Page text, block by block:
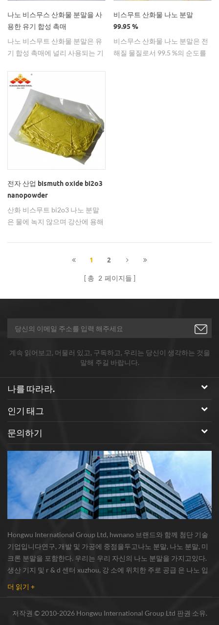
분말 재료, 전해질 재료, 광전자
재료, 고온 초전도 재료, ​​촉매 전
분야는 산화 비스무스의 적용을
위한 성숙하고 역동적 인 분야입
믹 분말 재료의 중요한 첨가제로
서 99.5 % 이상의 일반적인 요구
사항의 순도를 제공합니다. 주요
적용 대상은 산화 아연 배리스터,
세라믹 커패시터 및 페라이트 자
성 재료의 세 가지 범주입니다. 전
자 도자기의 개발에서 미국은 세
계에서 가장 위대한 국가 중 하나
장 점유율 60 %를 차지하기 위해
대량 생산과 선진 기술에 의존하
고 있습니다. 나노 비스무스 산화
물 연구 개발 및 제조 기술 혁신의
고 생산 비용을 줄이기 위해 전자
세라믹 관련 부품을 크게 홍보 할
의 비스무스 산화물은 주로 에이
나노 비스무스 산화물 분말을 사
용한 유기 합성 촉매
나노 비스무트 산화물 분말은 유
기 합성 촉매에 널리 사용되는 기
비스무트 산화물 나노 분말
99.95 %
비스무스 산화물 나노 분말은 전
해질 물질로서 99.5 %의 순도를
전자 산업 bismuth oxide bi2o3
nanopowder
산화 비스무트 bi2o3 나노 분말
은 물에 녹지 않으며 강산에 용해
업에 사용됩니다
1 2
총 2 페이지들
계속 읽어보고, 머물러 있고, 구독하고, 우리는 당신이 생각하는 것을
말해 주길 바랍니다.
나를 따라라.
인기 태그
문의하기
Hongwu International Group Ltd, hwnano 브랜드와 함께 첨단 기술
기업입니다연구, 개발 및 가공에 중점을두고나노 분말, 나노 분말, 미
크론 분말을 포함한다. 우리는 우리 자신의 나노 분말을 가지고있다.
생산 기지 및 r & d 센터 xuzhou, 강 소에 위치한 주로 공급 은 나노 입
하게 유명한 연구와 협력했다.대학, 국내 선도 기술 공장 및 국립 연구
더 읽기 +
저작권 © 2010-2026 Hongwu International Group Ltd 판권 소유.